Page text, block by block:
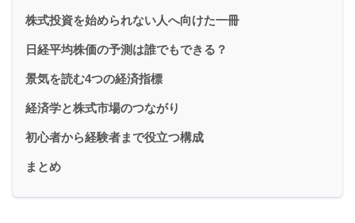
株式投資を始められない人へ向けた一冊
日経平均株価の予測は誰でもできる？
景気を読む4つの経済指標
経済学と株式市場のつながり
初心者から経験者まで役立つ構成
まとめ